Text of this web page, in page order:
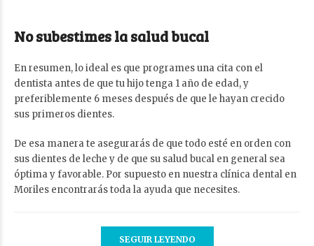
No subestimes la salud bucal
En resumen, lo ideal es que programes una cita con el
dentista antes de que tu hijo tenga 1 año de edad, y
preferiblemente 6 meses después de que le hayan crecido
sus primeros dientes.
De esa manera te asegurarás de que todo esté en orden con
sus dientes de leche y de que su salud bucal en general sea
óptima y favorable. Por supuesto en nuestra clínica dental en
Moriles encontrarás toda la ayuda que necesites.
SEGUIR LEYENDO